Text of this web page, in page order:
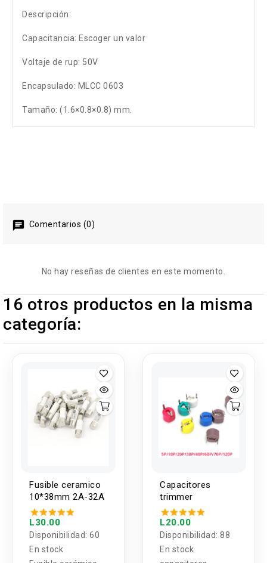
Descripción:
Capacitancia: Escoger un valor
Voltaje de rup: 50V
Encapsulado: MLCC 0603
Tamaño: (1.6×0.8×0.8) mm.
Comentarios (0)
No hay reseñas de clientes en este momento.
16 otros productos en la misma
categoría:
Fusible ceramico
10*38mm 2A-32A
L30.00
Disponibilidad: 60
En stock
Capacitores
trimmer
L20.00
Disponibilidad: 88
En stock